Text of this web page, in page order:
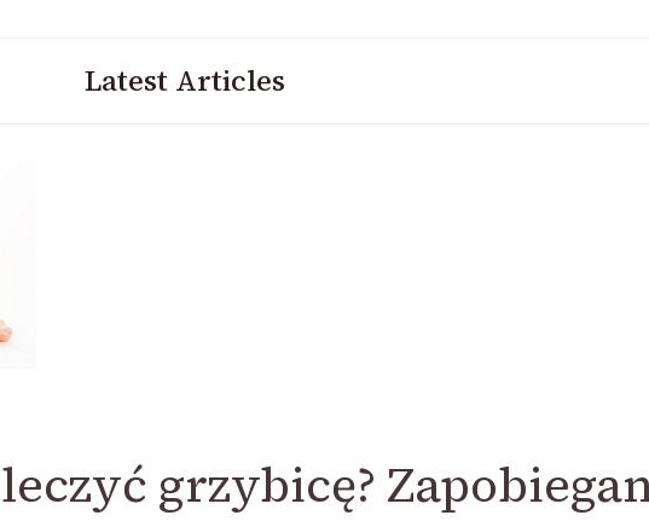
Latest Articles
grzybicę?